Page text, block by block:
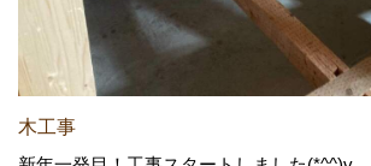
木工事